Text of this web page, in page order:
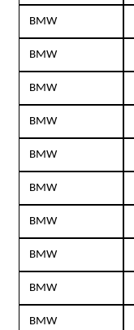
BMW
BMW
BMW
BMW
BMW
BMW
BMW
BMW
BMW
BMW